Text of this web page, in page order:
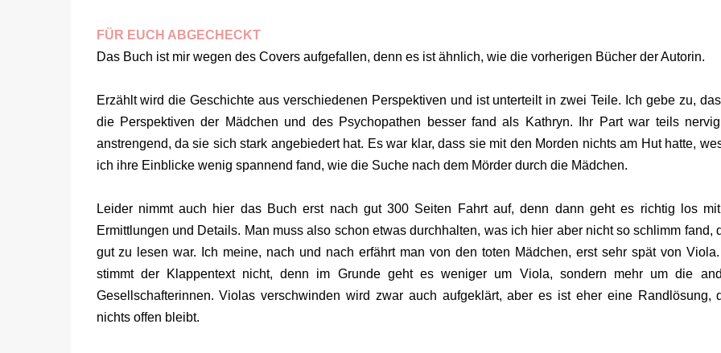
FÜR EUCH ABGECHECKT
Das Buch ist mir wegen des Covers aufgefallen, denn es ist ähnlich, wie die vorherigen Bücher der Autorin.
Erzählt wird die Geschichte aus verschiedenen Perspektiven und ist unterteilt in zwei Teile. Ich gebe zu,
die Perspektiven der Mädchen und des Psychopathen besser fand als Kathryn. Ihr Part war teils
anstrengend, da sie sich stark angebiedert hat. Es war klar, dass sie mit den Morden nichts am Hut hatte,
ich ihre Einblicke wenig spannend fand, wie die Suche nach dem Mörder durch die Mädchen.
Leider nimmt auch hier das Buch erst nach gut 300 Seiten Fahrt auf, denn dann geht es richtig los
Ermittlungen und Details. Man muss also schon etwas durchhalten, was ich hier aber nicht so schlimm fand,
gut zu lesen war. Ich meine, nach und nach erfährt man von den toten Mädchen, erst sehr spät von
stimmt der Klappentext nicht, denn im Grunde geht es weniger um Viola, sondern mehr um die
Gesellschafterinnen. Violas verschwinden wird zwar auch aufgeklärt, aber es ist eher eine Randlösung,
nichts offen bleibt.